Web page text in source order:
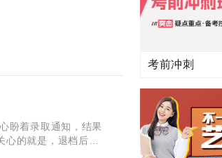
盼着录取通知，结果
的就是，退档后还
考前冲刺